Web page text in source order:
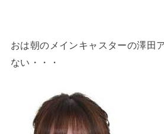
おは朝のメインキャスターの澤田
ない・・・